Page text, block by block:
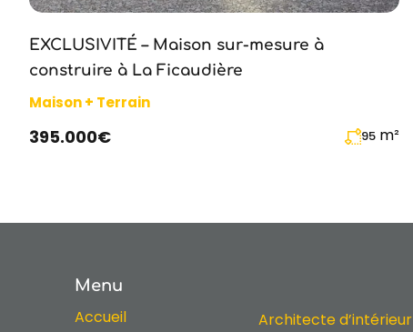
EXCLUSIVITÉ – Maison sur-mesure à
construire à La Ficaudière
Maison + Terrain
395.000€ 95 m²
Menu
Accueil Architecte d’intérieur